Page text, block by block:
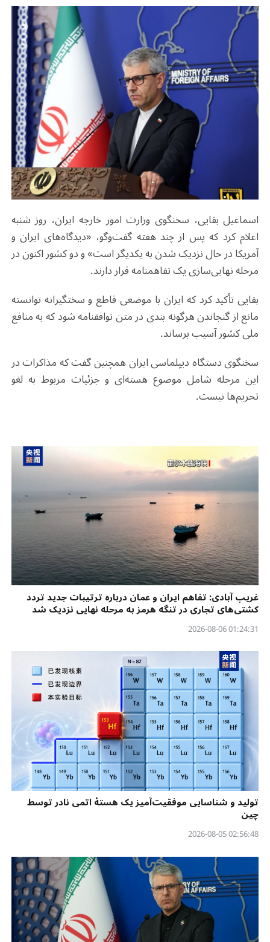
اسماعیل بقایی، سخنگوی وزارت امور خارجه ایران، روز شنبه
اعلام کرد که پس از چند هفته گفت‌وگو، «دیدگاه‌های ایران و
آمریکا در حال نزدیک شدن به یکدیگر است» و دو کشور اکنون در
مرحله نهایی‌سازی یک تفاهمنامه قرار دارند.
بقایی تأکید کرد که ایران با موضعی قاطع و سختگیرانه توانسته
مانع از گنجاندن هرگونه بندی در متن توافقنامه شود که به منافع
ملی کشور آسیب برساند.
سخنگوی دستگاه دیپلماسی ایران همچنین گفت که مذاکرات در
این مرحله شامل موضوع هسته‌ای و جزئیات مربوط به لغو
تحریم‌ها نیست.
غریب آبادی: تفاهم ایران و عمان درباره ترتیبات جدید تردد
کشتی‌های تجاری در تنگه هرمز به مرحله نهایی نزدیک شد
01:24:31 2026-08-06
تولید و شناسایی موفقیت‌آمیز یک هستهٔ اتمی نادر توسط
چین
02:56:48 2026-08-05